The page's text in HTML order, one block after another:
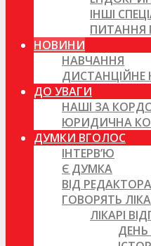
ІНШІ
ПИТАННЯ
НОВИНИ
НАВЧАННЯ
ДИСТАНЦІЙНЕ
ДО УВАГИ
НАШІ ЗА
ЮРИДИЧНА
ДУМКИ ВГОЛОС
ІНТЕРВ’Ю
Є ДУМКА
ВІД РЕДАКТОРА
ГОВОРЯТЬ
ЛІКАРІ
ДЕНЬ